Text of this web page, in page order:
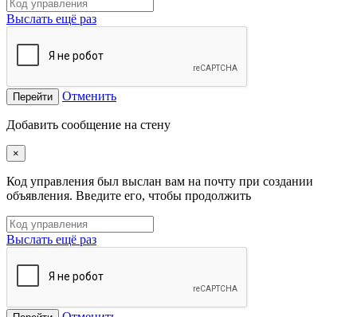
Выслать ещё раз
Перейти Отменить
Добавить сообщение на стену
×
Код управления был выслан вам на почту при создании
объявления. Введите его, чтобы продолжить
Выслать ещё раз